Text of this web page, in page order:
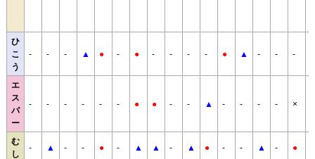
ひ
こ
う
- - - ▲ ● - ● - - - - ● ▲ - - -
エ
ス
パ
ー
- - - - - - ● ● - - ▲ - - - - ×
む
し
- ▲ - - ● - ▲ ▲ - ▲ ● - - ▲ - ●